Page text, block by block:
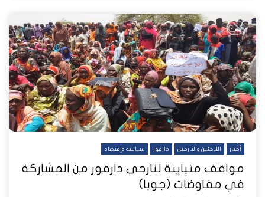
أخبار اللاجئين والنازحين دارفور سياسة وإقتصاد
مواقف متباينة لنازحي دارفور من المشاركة
في مفاوضات (جوبا)